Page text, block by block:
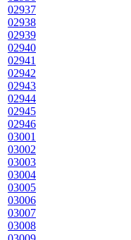
02937
02938
02939
02940
02941
02942
02943
02944
02945
02946
03001
03002
03003
03004
03005
03006
03007
03008